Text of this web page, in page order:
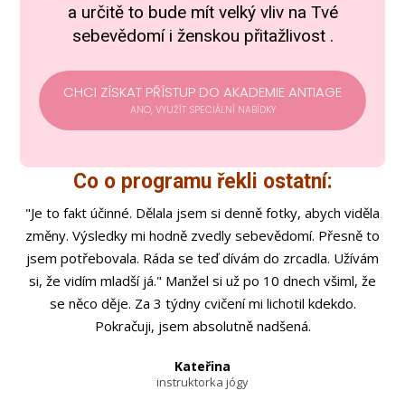
a určitě to bude mít velký vliv na Tvé
sebevědomí i ženskou přitažlivost .
CHCI ZÍSKAT PŘÍSTUP DO AKADEMIE ANTIAGE
ANO, VYUŽÍT SPECIÁLNÍ NABÍDKY
Co o programu řekli ostatní:
"Je to fakt účinné. Dělala jsem si denně fotky, abych viděla
změny. Výsledky mi hodně zvedly sebevědomí. Přesně to
jsem potřebovala. Ráda se teď dívám do zrcadla. Užívám
si, že vidím mladší já." Manžel si už po 10 dnech všiml, že
se něco děje. Za 3 týdny cvičení mi lichotil kdekdo.
Pokračuji, jsem absolutně nadšená.
Kateřina
instruktorka jógy